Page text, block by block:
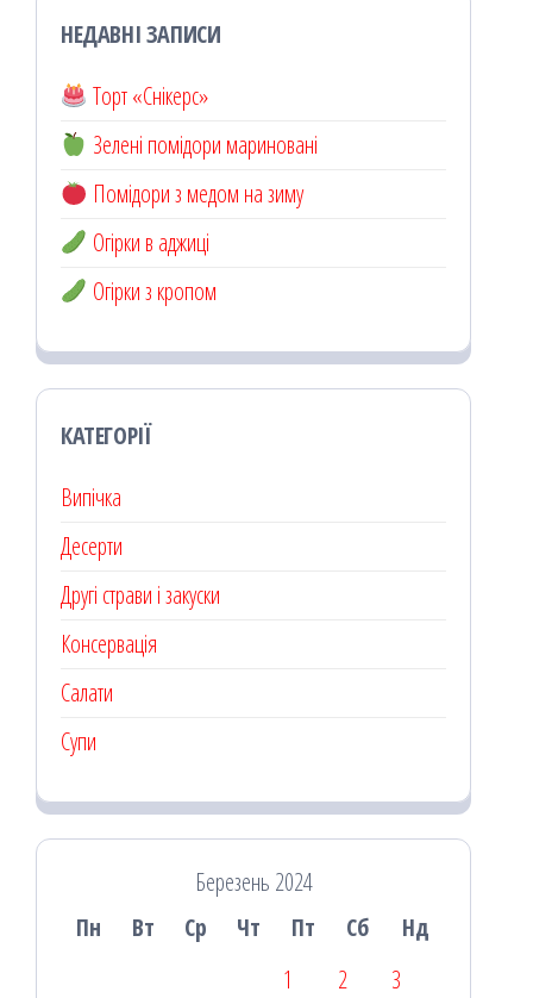
НЕДАВНІ ЗАПИСИ
Торт «Снікерс»
Зелені помідори мариновані
Помідори з медом на зиму
Огірки в аджиці
Огірки з кропом
КАТЕГОРІЇ
Випічка
Десерти
Другі страви і закуски
Консервація
Салати
Супи
Березень 2024
Пн
Вт Ср Чт Пт Сб
Нд
1
2
3